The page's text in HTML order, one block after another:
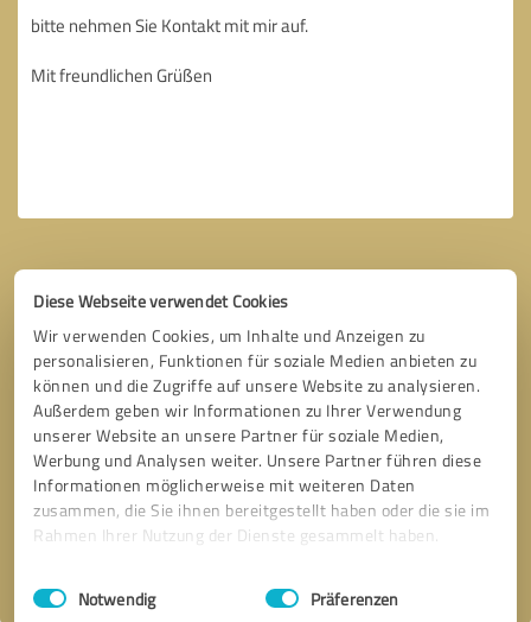
Diese Webseite verwendet Cookies
Wir verwenden Cookies, um Inhalte und Anzeigen zu
personalisieren, Funktionen für soziale Medien anbieten zu
können und die Zugriffe auf unsere Website zu analysieren.
Außerdem geben wir Informationen zu Ihrer Verwendung
unserer Website an unsere Partner für soziale Medien,
Werbung und Analysen weiter. Unsere Partner führen diese
Informationen möglicherweise mit weiteren Daten
zusammen, die Sie ihnen bereitgestellt haben oder die sie im
Rahmen Ihrer Nutzung der Dienste gesammelt haben.
Impressum Datenschutzbestimmungen
Einwilligungsauswahl
Notwendig Präferenzen
Bitte um Rückruf * Erforderliche Angaben
Nachricht senden